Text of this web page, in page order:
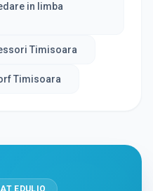
in limba
Timisoara
Timisoara